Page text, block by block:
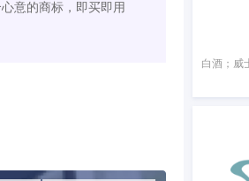
意的商标，即买即用